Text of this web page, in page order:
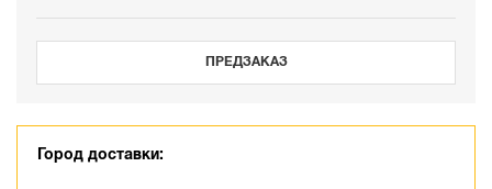
ПРЕДЗАКАЗ
Город доставки: